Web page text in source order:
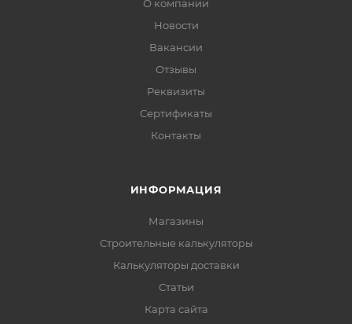
О компании
Новости
Вакансии
Отзывы
Реквизиты
Сертификаты
Контакты
ИНФОРМАЦИЯ
Магазины
Строительные калькуляторы
Калькуляторы доставки
Статьи
Карта сайта